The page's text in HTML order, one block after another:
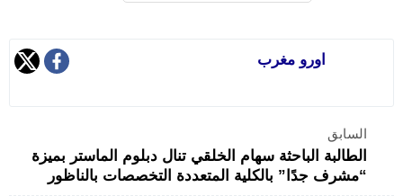
اورو مغرب
السابق
الطالبة الباحثة سهام الخلقي تنال دبلوم الماستر بميزة
“مشرف جدًا” بالكلية المتعددة التخصصات بالناظور